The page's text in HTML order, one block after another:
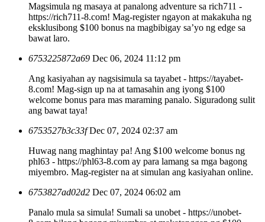
Magsimula ng masaya at panalong adventure sa rich711 -
https://rich711-8.com! Mag-register ngayon at makakuha ng
eksklusibong $100 bonus na magbibigay sa’yo ng edge sa
bawat laro.
6753225872a69 Dec 06, 2024 11:12 pm
Ang kasiyahan ay nagsisimula sa tayabet - https://tayabet-
8.com! Mag-sign up na at tamasahin ang iyong $100
welcome bonus para mas maraming panalo. Siguradong sulit
ang bawat taya!
6753527b3c33f Dec 07, 2024 02:37 am
Huwag nang maghintay pa! Ang $100 welcome bonus ng
phl63 - https://phl63-8.com ay para lamang sa mga bagong
miyembro. Mag-register na at simulan ang kasiyahan online.
6753827ad02d2 Dec 07, 2024 06:02 am
Panalo mula sa simula! Sumali sa unobet - https://unobet-